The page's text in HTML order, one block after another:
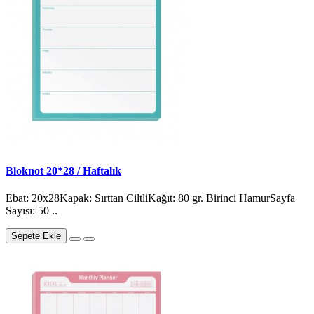
Bloknot 20*28 / Haftalık
Ebat: 20x28Kapak: Sırttan CiltliKağıt: 80 gr. Birinci HamurSayfa
Sayısı: 50 ..
Sepete Ekle